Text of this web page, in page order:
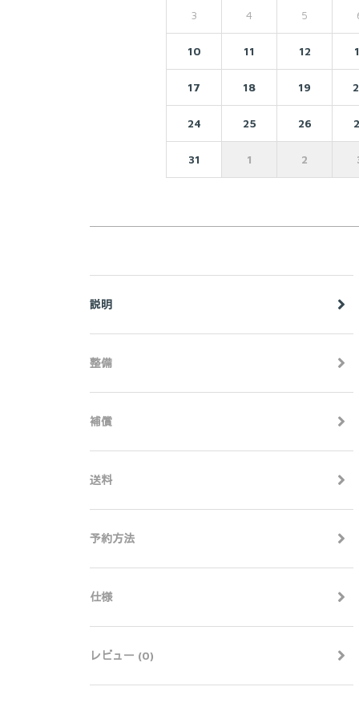
3 4 5
10 11 12
17 18 19
24 25 26
31 1 2
説明
整備
補償
送料
予約方法
仕様
レビュー (0)